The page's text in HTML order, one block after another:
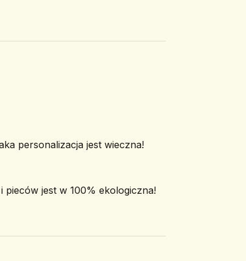
personalizacja jest wieczna!
jest w 100% ekologiczna!